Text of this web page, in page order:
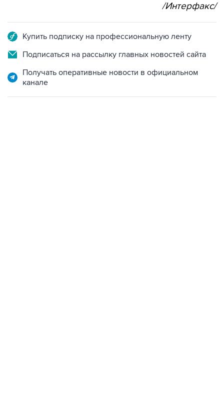
/Интерфакс/
Купить подписку на профессиональную ленту
Подписаться на рассылку главных новостей сайта
Получать оперативные новости в официальном
канале